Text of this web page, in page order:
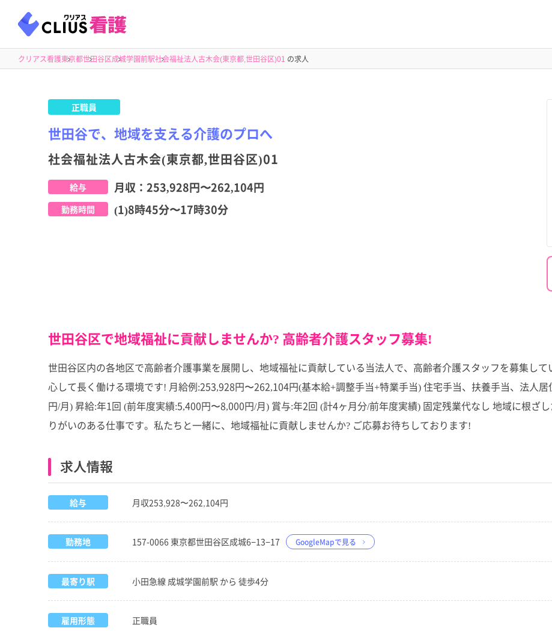
クリアス看護東京都世田谷区成城学園前駅社会福祉法人古木会(東京都,世田谷区)01 の求人
正職員
世田谷で、地域を支える介護のプロへ
社会福祉法人古木会(東京都,世田谷区)01
給与 月収： 253,928円〜262,104円
勤務時間 (1)8時45分〜17時30分
世田谷区で地域福祉に貢献しませんか? 高齢者介護スタッフ募集!
世田谷区内の各地区で高齢者介護事業を展開し、地域福祉に貢献している当法人で、高齢者介護スタッフを募集し
心して長く働ける環境です! 月給例:253,928円〜262,104円(基本給+調整手当+特業手当) 住宅手当、扶養手当、法人
円/月) 昇給:年1回 (前年度実績:5,400円〜8,000円/月) 賞与:年2回 (計4ヶ月分/前年度実績) 固定残業代なし 地域に根ざ
りがいのある仕事です。私たちと一緒に、地域福祉に貢献しませんか? ご応募お待ちしております!
求人情報
給与 月収253,928〜262,104円
勤務地 157-0066 東京都世田谷区成城6−13−17 GoogleMapで見る
最寄り駅 小田急線 成城学園前駅 から 徒歩4分
雇用形態 正職員